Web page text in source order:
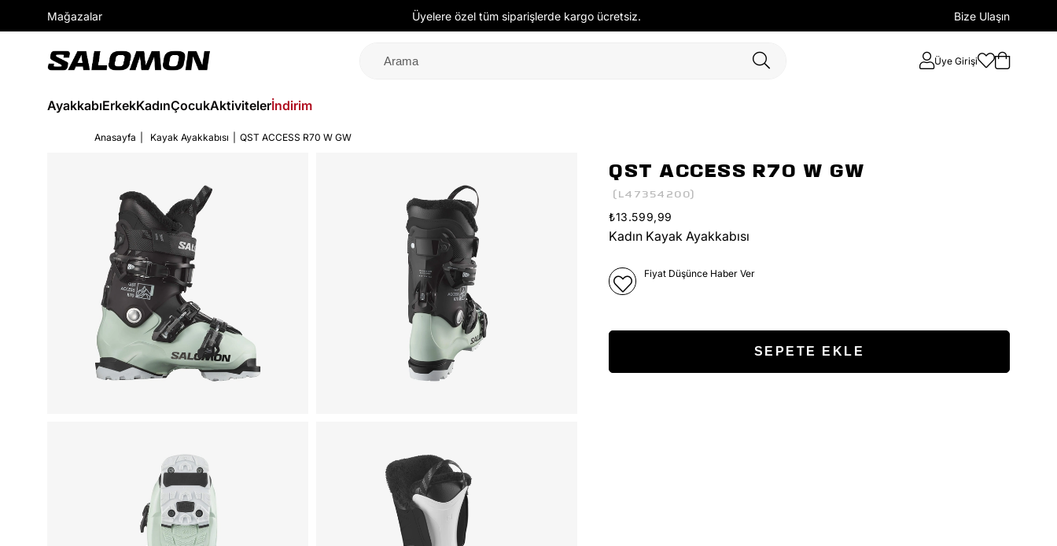
Mağazalar Üyelere özel tüm siparişlerde kargo ücretsiz. Bize Ulaşın
Üye Girişi
AyakkabıErkekKadınÇocukAktivitelerİndirim
Anasayfa Kayak Ayakkabısı QST ACCESS R70 W GW
QST ACCESS R70 W GW
(L47354200)
₺13.599,99
Kadın Kayak Ayakkabısı
Fiyat Düşünce Haber Ver